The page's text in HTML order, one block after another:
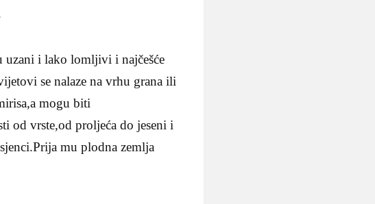
uzani i lako lomljivi i najčešće
se nalaze na vrhu grana ili
mogu biti
od vrste,od proljeća do jeseni i
mu plodna zemlja